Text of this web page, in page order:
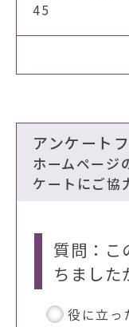
45
アンケート
ホームページ
ケートにご協
質問：こ
ちました
役に立っ